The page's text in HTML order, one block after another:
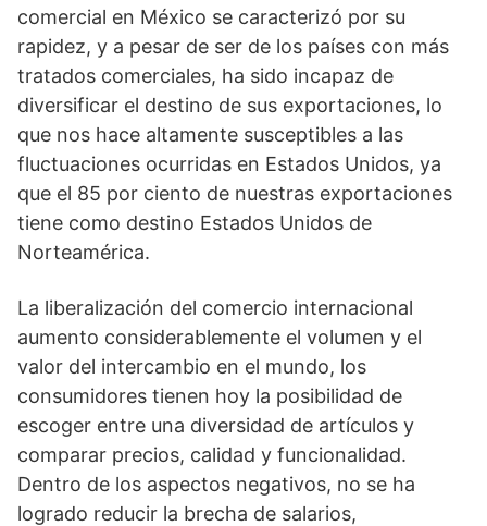
comercial en México se caracterizó por su
rapidez, y a pesar de ser de los países con más
tratados comerciales, ha sido incapaz de
diversificar el destino de sus exportaciones, lo
que nos hace altamente susceptibles a las
fluctuaciones ocurridas en Estados Unidos, ya
que el 85 por ciento de nuestras exportaciones
tiene como destino Estados Unidos de
Norteamérica.
La liberalización del comercio internacional
aumento considerablemente el volumen y el
valor del intercambio en el mundo, los
consumidores tienen hoy la posibilidad de
escoger entre una diversidad de artículos y
comparar precios, calidad y funcionalidad.
Dentro de los aspectos negativos, no se ha
logrado reducir la brecha de salarios,